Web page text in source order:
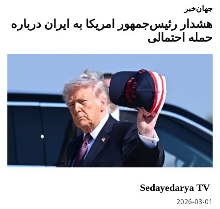
جهانخبر
هشدار رئیس‌جمهور امریکا به ایران درباره
حمله احتمالی
Sedayedarya TV
2026-03-01